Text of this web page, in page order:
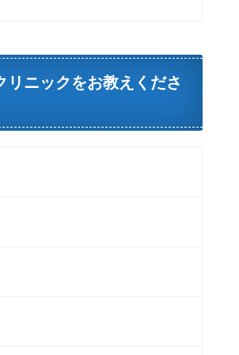
ニックをお教えくださ